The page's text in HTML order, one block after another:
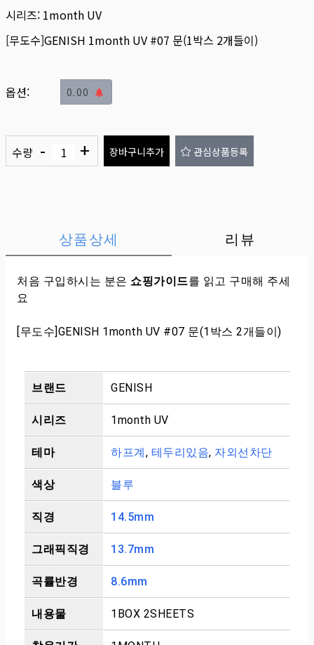
시리즈: 1month UV
[무도수]GENISH 1month UV #07 문(1박스 2개들이)
옵션: 0.00
수량 - + 장바구니추가 관심상품등록
상품상세 리뷰
처음 구입하시는 분은 쇼핑가이드를 읽고 구매해 주세
요
[무도수]GENISH 1month UV #07 문(1박스 2개들이)
브랜드 GENISH
시리즈 1month UV
테마 하프계, 테두리있음, 자외선차단
색상 블루
직경 14.5mm
그래픽직경 13.7mm
곡률반경 8.6mm
내용물 1BOX 2SHEETS